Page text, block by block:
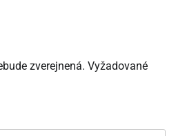
zverejnená. Vyžadované